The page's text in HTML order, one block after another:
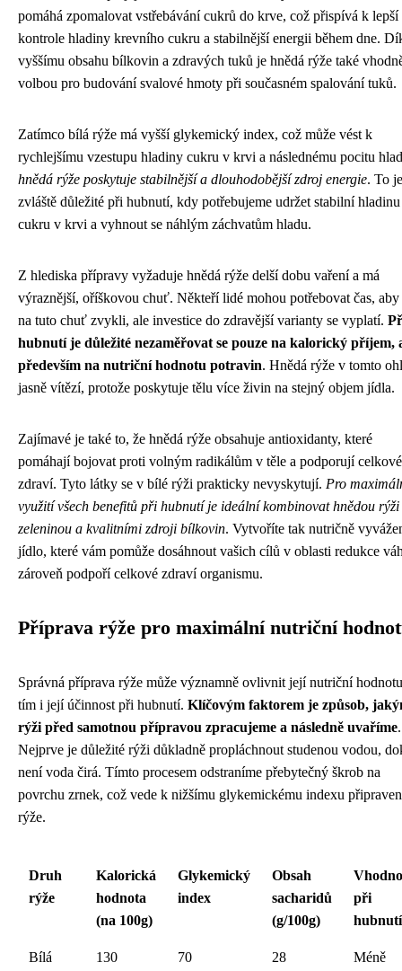
pomáhá zpomalovat vstřebávání cukrů do krve, což přispívá k lepší
kontrole hladiny krevního cukru a stabilnější energii během dne.
vyššímu obsahu bílkovin a zdravých tuků je hnědá rýže také
volbou pro budování svalové hmoty při současném spalování tuků.
Zatímco bílá rýže má vyšší glykemický index, což může vést k
rychlejšímu vzestupu hladiny cukru v krvi a následnému pocitu
hnědá rýže poskytuje stabilnější a dlouhodobější zdroj energie. To je
zvláště důležité při hubnutí, kdy potřebujeme udržet stabilní hladinu
cukru v krvi a vyhnout se náhlým záchvatům hladu.
Z hlediska přípravy vyžaduje hnědá rýže delší dobu vaření a má
výraznější, oříškovou chuť. Někteří lidé mohou potřebovat čas, aby
na tuto chuť zvykli, ale investice do zdravější varianty se vyplatí.
hubnutí je důležité nezaměřovat se pouze na kalorický příjem,
především na nutriční hodnotu potravin. Hnědá rýže v tomto
jasně vítězí, protože poskytuje tělu více živin na stejný objem jídla.
Zajímavé je také to, že hnědá rýže obsahuje antioxidanty, které
pomáhají bojovat proti volným radikálům v těle a podporují celkové
zdraví. Tyto látky se v bílé rýži prakticky nevyskytují. Pro
využití všech benefitů při hubnutí je ideální kombinovat hnědou rýži
zeleninou a kvalitními zdroji bílkovin. Vytvoříte tak nutričně
jídlo, které vám pomůže dosáhnout vašich cílů v oblasti redukce
zároveň podpoří celkové zdraví organismu.
Příprava rýže pro maximální nutriční
Správná příprava rýže může významně ovlivnit její nutriční
tím i její účinnost při hubnutí. Klíčovým faktorem je způsob,
rýži před samotnou přípravou zpracujeme a následně uvaříme.
Nejprve je důležité rýži důkladně propláchnout studenou vodou,
není voda čirá. Tímto procesem odstraníme přebytečný škrob na
povrchu zrnek, což vede k nižšímu glykemickému indexu
rýže.
Druh
rýže
Kalorická
hodnota
(na 100g)
Glykemický
index
Obsah
sacharidů
(g/100g)
při
hubnutí
Bílá
130 70 28
Méně